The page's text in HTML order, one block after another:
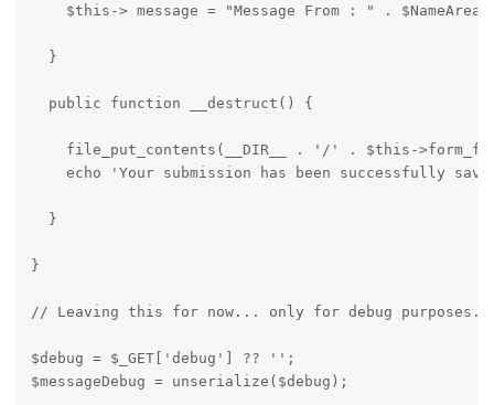
$this-> message = "Message From : " . $NameArea
  }
  public function __destruct() {
file_put_contents(__DIR__ . '/' . $this-
echo 'Your submission has been successfully
  }
}
// Leaving this for now... only for debug
$debug = $_GET['debug'] ?? '';
$messageDebug = unserialize($debug);